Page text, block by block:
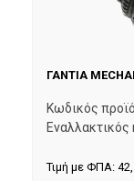
ΓΑΝΤΙΑ
Κωδικός
Τιμή με ΦΠΑ: